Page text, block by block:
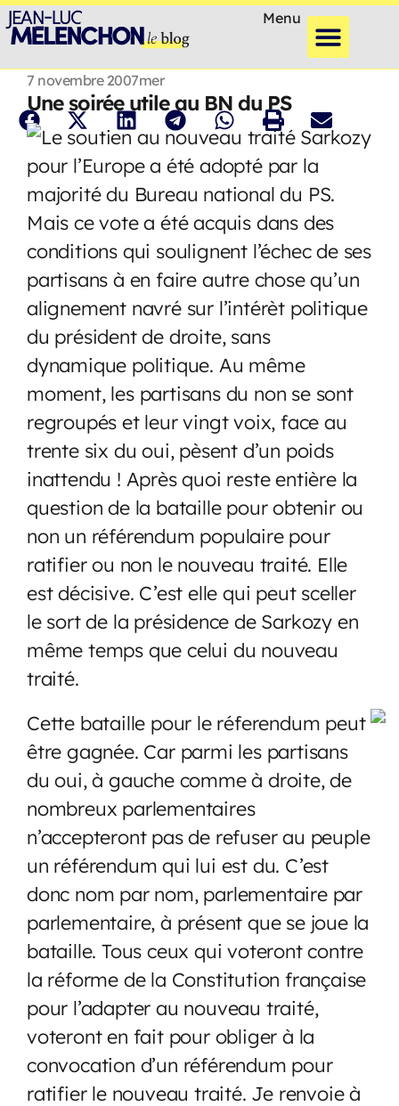
Menu
7 novembre 2007mer
Une soirée utile au BN du PS
Le soutien au nouveau traité Sarkozy
pour l’Europe a été adopté par la
majorité du Bureau national du PS.
Mais ce vote a été acquis dans des
conditions qui soulignent l’échec de ses
partisans à en faire autre chose qu’un
alignement navré sur l’intérèt politique
du président de droite, sans
dynamique politique. Au même
moment, les partisans du non se sont
regroupés et leur vingt voix, face au
trente six du oui, pèsent d’un poids
inattendu ! Après quoi reste entière la
question de la bataille pour obtenir ou
non un référendum populaire pour
ratifier ou non le nouveau traité. Elle
est décisive. C’est elle qui peut sceller
le sort de la présidence de Sarkozy en
même temps que celui du nouveau
traité.
Cette bataille pour le réferendum peut
être gagnée. Car parmi les partisans
du oui, à gauche comme à droite, de
nombreux parlementaires
n’accepteront pas de refuser au peuple
un référendum qui lui est du. C’est
donc nom par nom, parlementaire par
parlementaire, à présent que se joue la
bataille. Tous ceux qui voteront contre
la réforme de la Constitution française
pour l’adapter au nouveau traité,
voteront en fait pour obliger à la
convocation d’un référendum pour
ratifier le nouveau traité. Je renvoie à